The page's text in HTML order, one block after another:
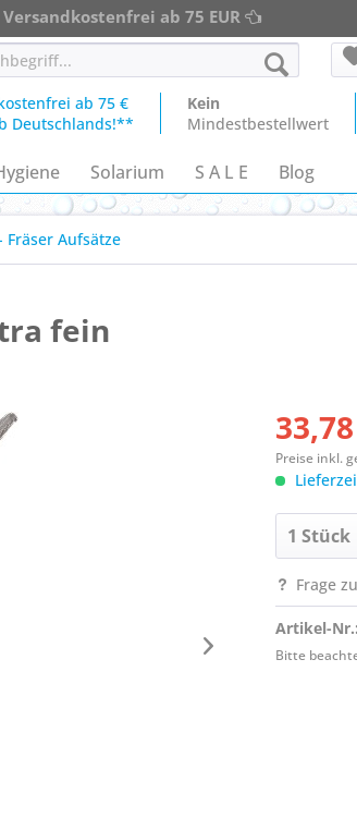
Versandkostenfrei ab 75 EUR
ab 75 €
Deutschlands!**
Kein
Mindestbestellwert
Solarium S A L E Blog
Fräser Aufsätze
fein
Preise inkl.
Frage
Artikel-Nr.:
Bitte